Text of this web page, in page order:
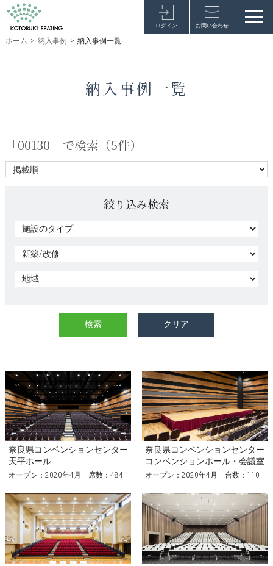
ログイン お問い合わせ
ホーム > 納入事例 > 納入事例一覧
納入事例一覧
「00130」で検索（5件）
絞り込み検索
奈良県コンベンションセンター
天平ホール
オープン：2020年4月 席数：484
奈良県コンベンションセンター
コンベンションホール・会議室
オープン：2020年4月 台数：110